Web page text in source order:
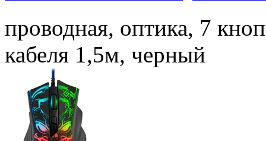
проводная, оптика, 7
кабеля 1,5м, черный